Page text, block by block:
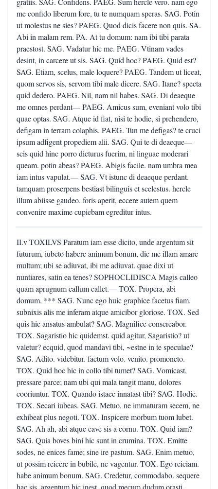
me confido liberum fore, tu te numquam speras. SAG. Potin
ut molestus ne sies? PAEG. Quod dicis facere non quis. SA.
Abi in malam rem. PA. At tu domum: nam ibi tibi parata
praestost. SAG. Vadatur hic me. PAEG. Vtinam vades
desint, in carcere ut sis. SAG. Quid hoc? PAEG. Quid est?
SAG. Etiam, scelus, male loquere? PAEG. Tandem ut liceat,
quom servos sis, servom tibi male dicere. SAG. Itane? specta
quid dedero. PAEG. Nil, nam nil habes. SAG. Di deaeque
me omnes perdant— PAEG. Amicus sum, eveniant volo tibi
quae optas. SAG. Atque id fiat, nisi te hodie, si prehendero,
defigam in terram colaphis. PAEG. Tun me defigas? te cruci
ipsum adfigent propediem alii. SAG. Qui te di deaeque—
scis quid hinc porro dicturus fuerim, ni linguae moderari
queam. potin abeas? PAEG. Abigis facile. nam umbra mea
iam intus vapulat.— SAG. Vt istunc di deaeque perdant.
tamquam proserpens bestiast bilinguis et scelestus. hercle
illum abiisse gaudeo. foris aperit, eccere autem quem
convenire maxime cupiebam egreditur intus.
II.v TOXILVS Paratum iam esse dicito, unde argentum sit
futurum, iubeto habere animum bonum, dic me illam amare
multum; ubi se adiuvat, ibi me adiuvat. quae dixi ut
nuntiares, satin ea tenes? SOPHOCLIDISCA Magis calleo
quam aprugnum callum callet.— TOX. Propera, abi
domum. *** SAG. Nunc ego huic graphice facetus fiam.
subnixis alis me inferam atque amicibor gloriose. TOX. Sed
quis hic ansatus ambulat? SAG. Magnifice conscreabor.
TOX. Sagaristio hic quidemst. quid agitur, Sagaristio? ut
valetur? ecquid, quod mandavi tibi, ~estne in te speculae?
SAG. Adito. videbitur. factum volo. venito. promoneto.
TOX. Quid hoc hic in collo tibi tumet? SAG. Vomicast,
pressare parce; nam ubi qui mala tangit manu, dolores
cooriuntur. TOX. Quando istaec innatast tibi? SAG. Hodie.
TOX. Secari iubeas. SAG. Metuo, ne immaturam secem, ne
exhibeat plus negoti. TOX. Inspicere morbum tuom lubet.
SAG. Ah ah, abi atque cave sis a cornu. TOX. Quid iam?
SAG. Quia boves bini hic sunt in crumina. TOX. Emitte
sodes, ne enices fame; sine ire pastum. SAG. Enim metuo,
ut possim reicere in bubile, ne vagentur. TOX. Ego reiciam.
habe animum bonum. SAG. Credetur, commodabo. sequere
hac sis. argentum hic inest, quod mecum dudum orasti.